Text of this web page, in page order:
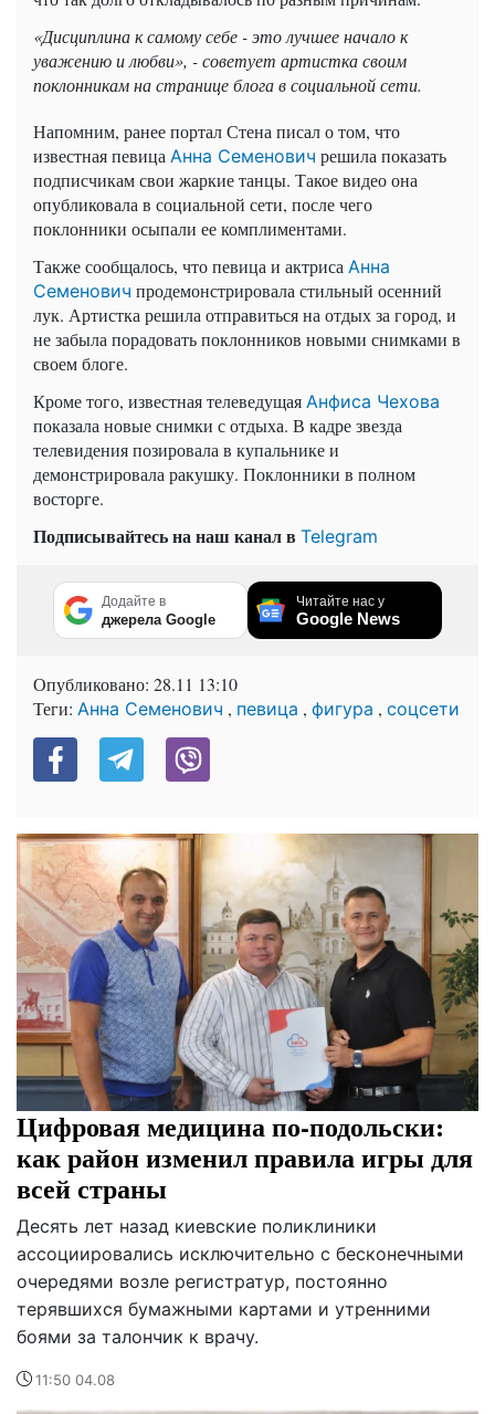
«Дисциплина к самому себе - это лучшее начало к
уважению и любви», - советует артистка своим
поклонникам на странице блога в социальной сети.
Напомним, ранее портал Стена писал о том, что
известная певица Анна Семенович решила показать
подписчикам свои жаркие танцы. Такое видео она
опубликовала в социальной сети, после чего
поклонники осыпали ее комплиментами.
Также сообщалось, что певица и актриса Анна
Семенович продемонстрировала стильный осенний
лук. Артистка решила отправиться на отдых за город, и
не забыла порадовать поклонников новыми снимками в
своем блоге.
Кроме того, известная телеведущая Анфиса Чехова
показала новые снимки с отдыха. В кадре звезда
телевидения позировала в купальнике и
демонстрировала ракушку. Поклонники в полном
восторге.
Подписывайтесь на наш канал в Telegram
Додайте в
джерела Google
Читайте нас у
Google News
Опубликовано: 28.11 13:10
Теги: Анна Семенович , певица , фигура , соцсети
Цифровая медицина по-подольски:
как район изменил правила игры для
всей страны
Десять лет назад киевские поликлиники
ассоциировались исключительно с бесконечными
очередями возле регистратур, постоянно
терявшихся бумажными картами и утренними
боями за талончик к врачу.
11:50 04.08